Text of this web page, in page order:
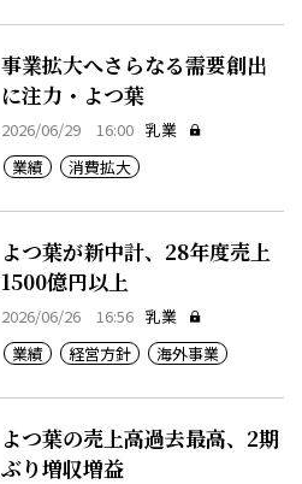
事業拡大へさらなる需要創出
に注力・よつ葉
2026/06/29 16:00 乳業
業績
消費拡大
よつ葉が新中計、28年度売上
1500億円以上
2026/06/26 16:56 乳業
業績
経営方針 海外事業
よつ葉の売上高過去最高、2期
ぶり増収増益